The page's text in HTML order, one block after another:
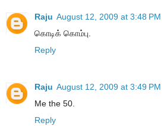
Raju August 12, 2009 at 3:48 PM
கொடிக் கொம்பு.
Reply
Raju August 12, 2009 at 3:49 PM
Me the 50.
Reply